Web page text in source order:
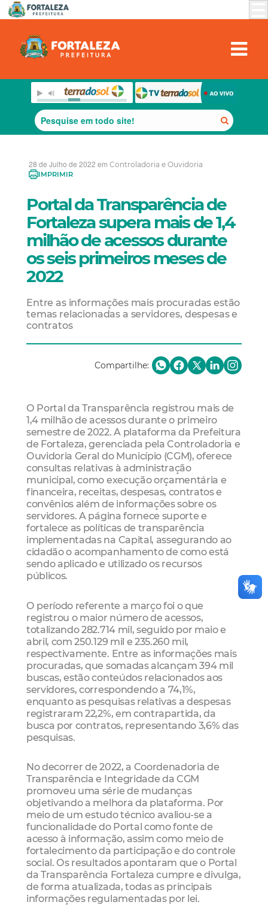
28 de Julho de 2022 em Controladoria e Ouvidoria
IMPRIMIR
Portal da Transparência de
Fortaleza supera mais de 1,4
milhão de acessos durante
os seis primeiros meses de
2022
Entre as informações mais procuradas estão
temas relacionadas a servidores, despesas e
contratos
Compartilhe:
O Portal da Transparência registrou mais de
1,4 milhão de acessos durante o primeiro
semestre de 2022. A plataforma da Prefeitura
de Fortaleza, gerenciada pela Controladoria e
Ouvidoria Geral do Município (CGM), oferece
consultas relativas à administração
municipal, como execução orçamentária e
financeira, receitas, despesas, contratos e
convênios além de informações sobre os
servidores. A página fornece suporte e
fortalece as políticas de transparência
implementadas na Capital, assegurando ao
cidadão o acompanhamento de como está
sendo aplicado e utilizado os recursos
públicos.
O período referente a março foi o que
registrou o maior número de acessos,
totalizando 282.714 mil, seguido por maio e
abril, com 250.129 mil e 235.260 mil,
respectivamente. Entre as informações mais
procuradas, que somadas alcançam 394 mil
buscas, estão conteúdos relacionados aos
servidores, correspondendo a 74,1%,
enquanto as pesquisas relativas a despesas
registraram 22,2%, em contrapartida, da
busca por contratos, representando 3,6% das
pesquisas.
No decorrer de 2022, a Coordenadoria de
Transparência e Integridade da CGM
promoveu uma série de mudanças
objetivando a melhora da plataforma. Por
meio de um estudo técnico avaliou-se a
funcionalidade do Portal como fonte de
acesso à informação, assim como meio de
fortalecimento da participação e do controle
social. Os resultados apontaram que o Portal
da Transparência Fortaleza cumpre e divulga,
de forma atualizada, todas as principais
informações regulamentadas por lei.